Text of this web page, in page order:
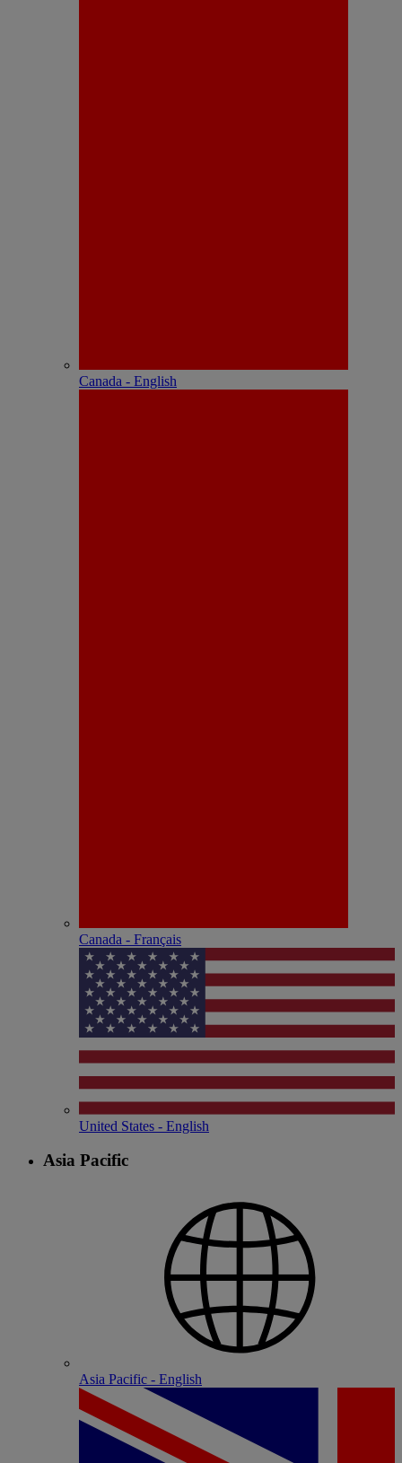
Canada - English
Canada - Français
United States - English
Asia Pacific
Asia Pacific - English